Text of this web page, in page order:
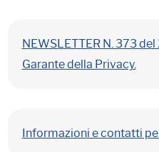
NEWSLETTER N. 373
Garante della Privacy.
Informazioni e contatti